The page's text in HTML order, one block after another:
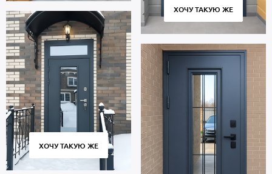
ХОЧУ ТАКУЮ ЖЕ
ХОЧУ ТАКУЮ ЖЕ